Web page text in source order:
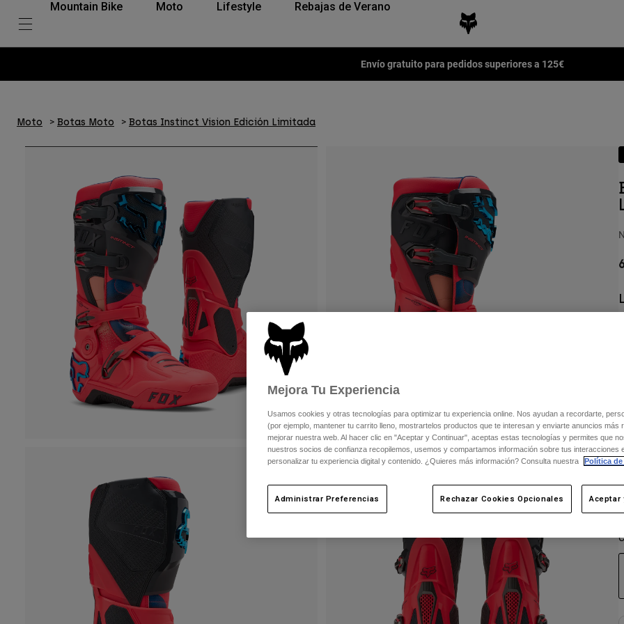
Mountain Bike Moto Lifestyle Rebajas de Verano
Envío gratuito para pedidos superiores a 125€
Moto Botas Moto Botas Instinct Vision Edición Limitada
Mejora Tu Experiencia
Usamos cookies y otras tecnologías para optimizar tu experiencia online. Nos ayudan a recordarte,
(por ejemplo, mantener tu carrito lleno, mostrartelos productos que te interesan y enviarte anuncios más
mejorar nuestra web. Al hacer clic en "Aceptar y Continuar", aceptas estas tecnologías y permites que
nuestros socios de confianza recopilemos, usemos y compartamos información sobre tus interacciones
personalizar tu experiencia digital y contenido. ¿Quieres más información? Consulta nuestra
Política
Administrar Preferencias Rechazar Cookies Opcionales Aceptar